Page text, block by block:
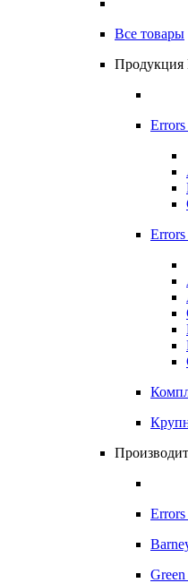
Все товары
Продукция
Errors
Errors
Errors
Green